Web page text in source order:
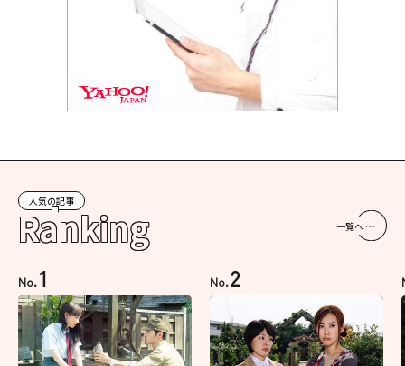
人気の記事
Ranking 一覧へ
No.1 No.2